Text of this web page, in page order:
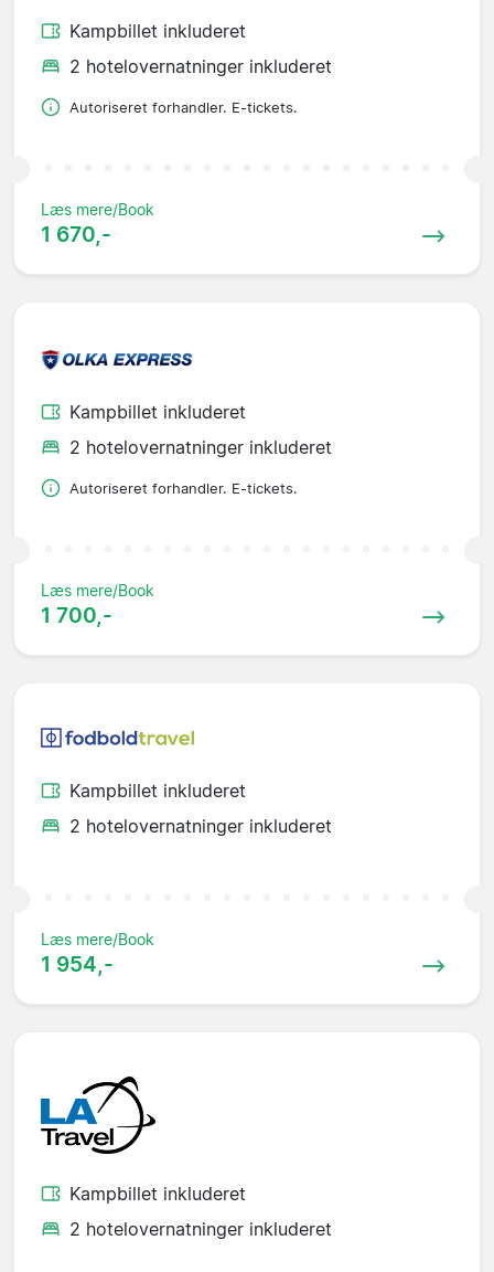
Kampbillet inkluderet
2 hotelovernatninger inkluderet
Autoriseret forhandler. E-tickets.
Læs mere/Book
1 670,-
Kampbillet inkluderet
2 hotelovernatninger inkluderet
Autoriseret forhandler. E-tickets.
Læs mere/Book
1 700,-
Kampbillet inkluderet
2 hotelovernatninger inkluderet
Læs mere/Book
1 954,-
Kampbillet inkluderet
2 hotelovernatninger inkluderet